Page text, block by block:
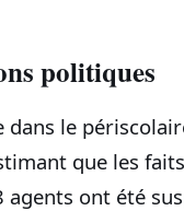
politiques
le
que les
ont été